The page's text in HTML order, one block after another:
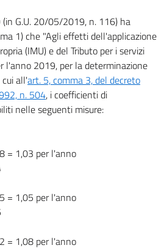
G.U. 20/05/2019, n. 116) ha
1) che "Agli effetti dell'applicazione
(IMU) e del Tributo per i servizi
l'anno 2019, per la determinazione
all'art. 5, comma 3, del decreto
n. 504, i coefficienti di
nelle seguenti misure:
= 1,03 per l'anno
= 1,05 per l'anno
= 1,08 per l'anno